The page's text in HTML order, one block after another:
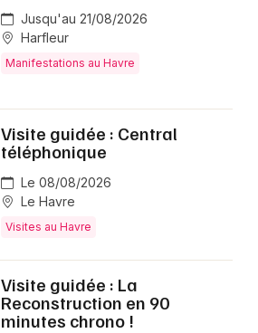
Jusqu'au 21/08/2026
Harfleur
Manifestations au Havre
Visite guidée : Central
téléphonique
Le 08/08/2026
Le Havre
Visites au Havre
Visite guidée : La
Reconstruction en 90
minutes chrono !